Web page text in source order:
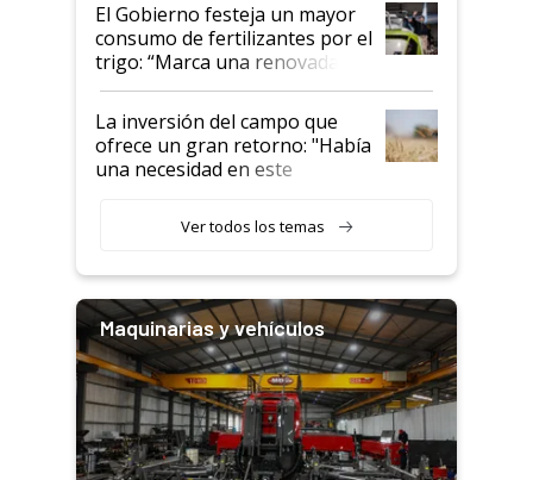
El Gobierno festeja un mayor
consumo de fertilizantes por el
trigo: “Marca una renovada
confianza de los productores”
La inversión del campo que
ofrece un gran retorno: "Había
una necesidad en este
Ver todos los temas
Maquinarias y vehículos